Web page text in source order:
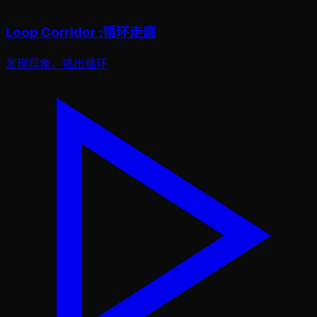
Loop Corridor :循环走廊
发现异象，逃出循环